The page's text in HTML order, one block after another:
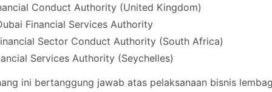
Micro, Premium, Zero Spread,
(Premium), HFCOPY
Ya
Sector Conduct Authority (South Africa)
Services Authority (Seychelles)
ini bertanggung jawab atas pelaksanaan bisnis lembaga
dan karena broker diatur oleh pedoman atas, itu
percaya diri bagi trader.